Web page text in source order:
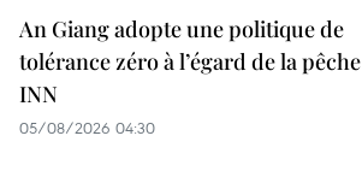
An Giang adopte une politique de
tolérance zéro à l’égard de la pêche
INN
05/08/2026 04:30